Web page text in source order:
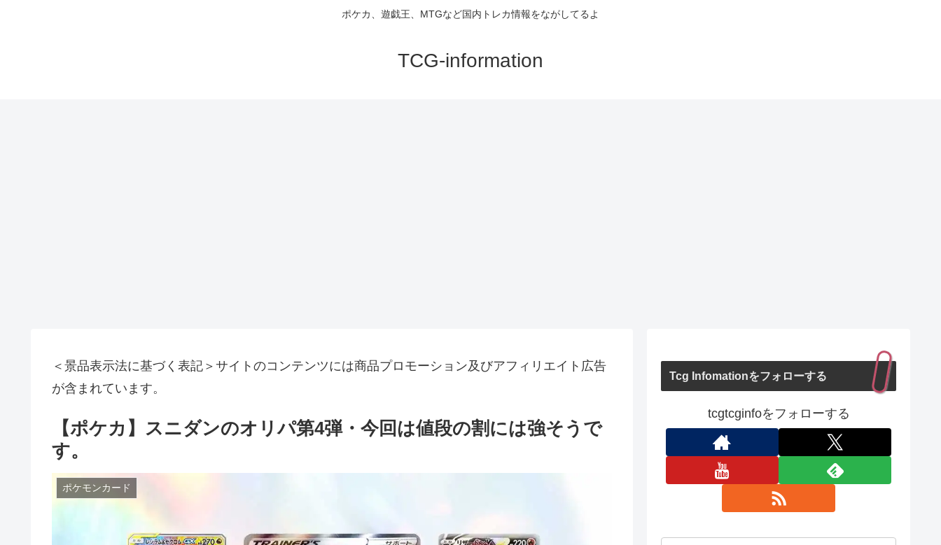
ポケカ、遊戯王、MTGなど国内トレカ情報をながしてるよ
TCG-information
＜景品表示法に基づく表記＞サイトのコンテンツには商品プロモーション及びアフィリエイト広告
が含まれています。
【ポケカ】スニダンのオリパ第4弾・今回は値段の割には強そうで
す。
ポケモンカード
Tcg Infomationをフォローする
tcgtcginfoをフォローする